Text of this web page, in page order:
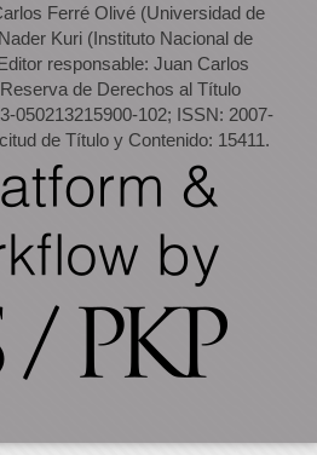
Ferré Olivé (Universidad de
Kuri (Instituto Nacional de
responsable: Juan Carlos
de Derechos al Título
050213215900-102; ISSN: 2007-
de Título y Contenido: 15411.